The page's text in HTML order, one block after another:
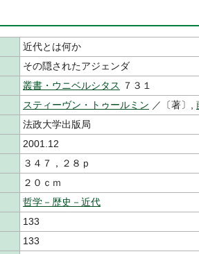
近代とは何か
その隠されたアジェンダ
叢書・ウニベルシタス
７３１
スティーヴン・トゥールミン ／〔著〕,
法政大学出版局
2001.12
３４７，２８ｐ
２０ｃｍ
哲学－歴史－近代
133
133